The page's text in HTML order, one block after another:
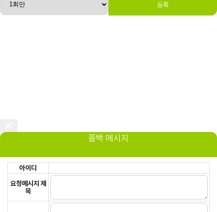
등록
콜백 메시지
아이디
요청메시지 제
목